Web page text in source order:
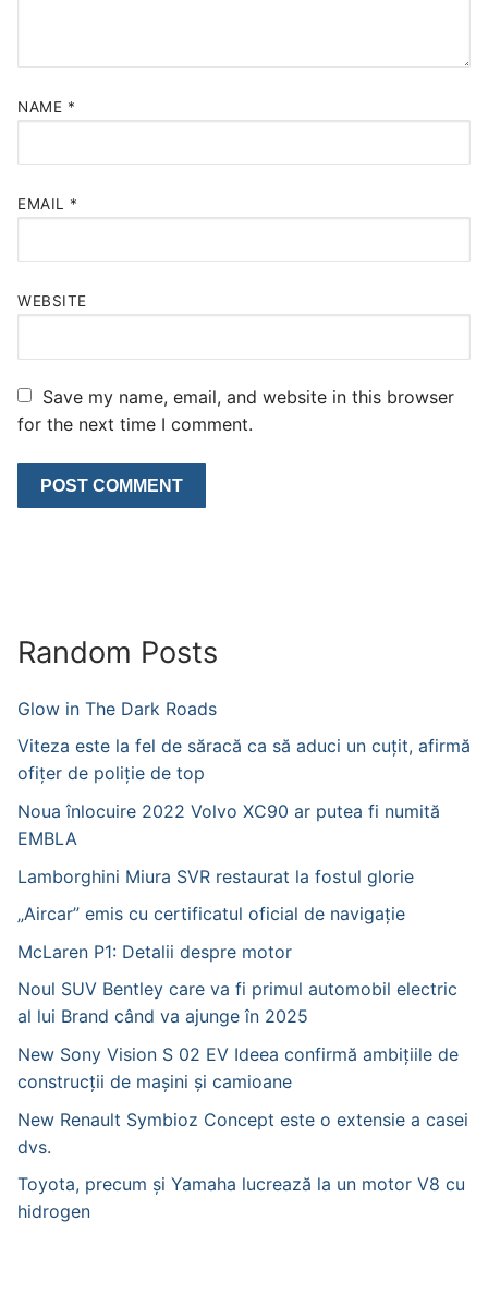
NAME *
EMAIL *
WEBSITE
Save my name, email, and website in this browser
for the next time I comment.
Random Posts
Glow in The Dark Roads
Viteza este la fel de săracă ca să aduci un cuțit, afirmă
ofițer de poliție de top
Noua înlocuire 2022 Volvo XC90 ar putea fi numită
EMBLA
Lamborghini Miura SVR restaurat la fostul glorie
„Aircar” emis cu certificatul oficial de navigație
McLaren P1: Detalii despre motor
Noul SUV Bentley care va fi primul automobil electric
al lui Brand când va ajunge în 2025
New Sony Vision S 02 EV Ideea confirmă ambițiile de
construcții de mașini și camioane
New Renault Symbioz Concept este o extensie a casei
dvs.
Toyota, precum și Yamaha lucrează la un motor V8 cu
hidrogen